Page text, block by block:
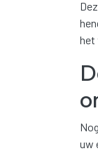
het
uw